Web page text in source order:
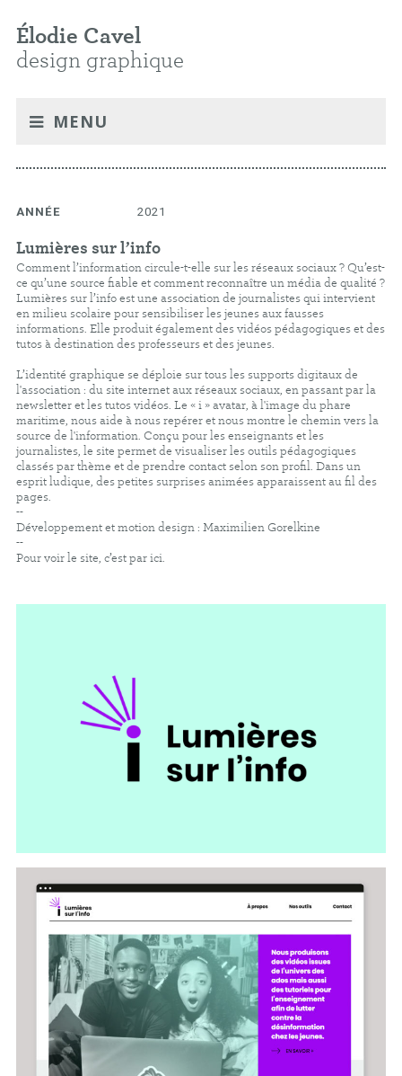
Élodie Cavel
design graphique
MENU
ANNÉE 2021
Lumières sur l’info
Comment l’information circule-t-elle sur les réseaux sociaux ? Qu’est-
ce qu’une source fiable et comment reconnaître un média de qualité ?
Lumières sur l’info est une association de journalistes qui intervient
en milieu scolaire pour sensibiliser les jeunes aux fausses
informations. Elle produit également des vidéos pédagogiques et des
tutos à destination des professeurs et des jeunes.
L’identité graphique se déploie sur tous les supports digitaux de
l'association : du site internet aux réseaux sociaux, en passant par la
newsletter et les tutos vidéos. Le « i » avatar, à l'image du phare
maritime, nous aide à nous repérer et nous montre le chemin vers la
source de l'information. Conçu pour les enseignants et les
journalistes, le site permet de visualiser les outils pédagogiques
classés par thème et de prendre contact selon son profil. Dans un
esprit ludique, des petites surprises animées apparaissent au fil des
pages.
--
Développement et motion design : Maximilien Gorelkine
--
Pour voir le site, c’est par ici.